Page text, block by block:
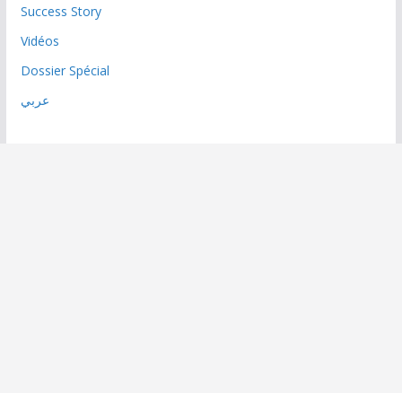
Success Story
Vidéos
Dossier Spécial
عربي